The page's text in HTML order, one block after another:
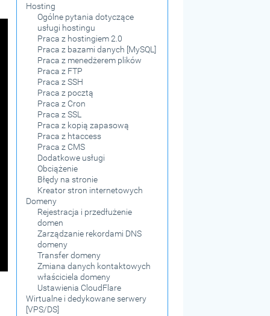
Hosting
Ogólne pytania dotyczące
usługi hostingu
Praca z hostingiem 2.0
Praca z bazami danych [MySQL]
Praca z menedżerem plików
Praca z FTP
Praca z SSH
Praca z pocztą
Praca z Cron
Praca z SSL
Praca z kopią zapasową
Praca z htaccess
Praca z CMS
Dodatkowe usługi
Obciążenie
Błędy na stronie
Kreator stron internetowych
Domeny
Rejestracja i przedłużenie
domen
Zarządzanie rekordami DNS
domeny
Transfer domeny
Zmiana danych kontaktowych
właściciela domeny
Ustawienia CloudFlare
Wirtualne i dedykowane serwery
[VPS/DS]